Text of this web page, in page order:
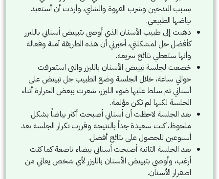
بسبب التدخين وشرب القهوة والشاي، وأردت أن أستعيد
بياضها الطبيعي.
ذهبت إلى طبيب الأسنان الذي أوصى بتبييض أسناني بالليزر
كأفضل حل لمشكلتي، أخبرني أن هذه الطريقة آمنة وفعالة
وأنها ستعطي نتائج سريعة.
خضعت لجلسة تبييض الأسنان بالليزر والتي استغرقت
حوالي ساعة، خلال الجلسة وضع الطبيب جل تبييض على
أسناني ثم سلط عليها ضوء الليزر، شعرت ببعض الحرارة أثناء
الجلسة لكنها لم تكن مؤلمة.
بعد الجلسة لاحظت أن أسناني أصبحت أكثر بياضاً بشكل
ملحوظ، كنت سعيدة جداً بالنتيجة وقررت تكرار الجلسة بعد
أسبوعين للحصول على نتائج أفضل.
بعد الجلسة الثانية أصبحت أسناني بيضاء ناصعة كما كنت
أرغب، وأوصي بتبييض الأسنان بالليزر لأي شخص يعاني من
اصفرار الأسنان.